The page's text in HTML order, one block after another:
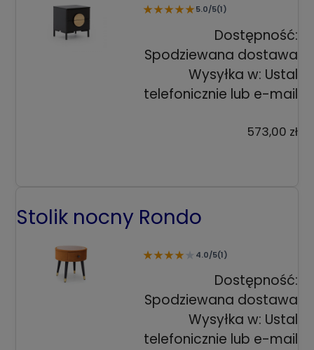
★★★★★5.0/5(1)
Dostępność:
Spodziewana dostawa
Wysyłka w: Ustal
telefonicznie lub e-mail
573,00 zł
Stolik nocny Rondo
★★★★★ 4.0/5(1)
Dostępność:
Spodziewana dostawa
Wysyłka w: Ustal
telefonicznie lub e-mail